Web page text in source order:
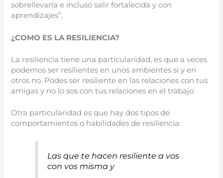
sobrellevarla e incluso salir fortalecida y con
aprendizajes”.
¿COMO ES LA RESILIENCIA?
La resiliencia tiene una particularidad, es que a veces
podemos ser resilientes en unos ambientes si y en
otros no. Podes ser resiliente en las relaciones con tus
amigas y no lo sos con tus relaciones en el trabajo.
Otra particularidad es que hay dos tipos de
comportamientos o habilidades de resiliencia:
Las que te hacen resiliente a vos
con vos misma y